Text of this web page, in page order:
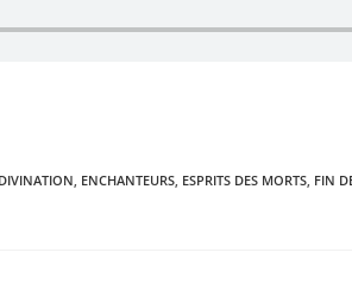
, ENCHANTEURS, ESPRITS DES MORTS, FIN